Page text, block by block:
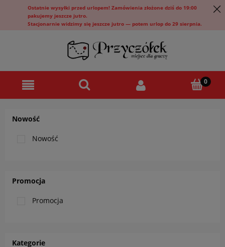
Ostatnie wysyłki przed urlopem! Zamówienia złożone dziś do 19:00
pakujemy jeszcze jutro.
Stacjonarnie widzimy się jeszcze jutro — potem urlop do 29 sierpnia.
Nowość
Nowość
Promocja
Promocja
Kategorie